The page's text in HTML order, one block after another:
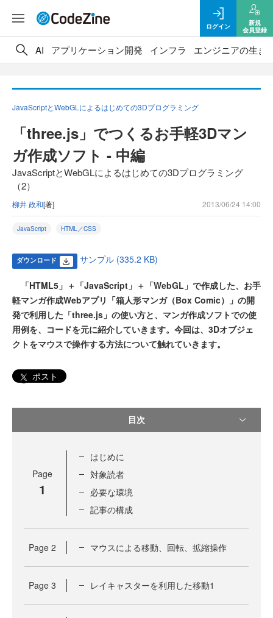
ログイン
新規
会員登録
AI アプリケーション開発 インフラ エンジニアの生き
JavaScriptとWebGLによるはじめての3Dプログラミング
「three.js」でつくるお手軽3Dマン
ガ作成ソフト - 中編
JavaScriptとWebGLによるはじめての3Dプログラミング
（2）
柳井 政和[著] 2013/06/24 14:00
JavaScript HTML／CSS
ダウンロード サンプル (335.2 KB)
「HTML5」＋「JavaScript」＋「WebGL」で作成した、お手
軽マンガ作成Webアプリ「箱人形マンガ（Box Comic）」の開
発で利用した「three.js」の使い方と、マンガ作成ソフトでの使
用例を、コードを元に紹介していきます。今回は、3Dオブジェ
クトをマウスで操作する方法について触れていきます。
ポスト
目次
Page
1
はじめに
対象読者
必要な環境
記事の構成
Page 2 マウスによる移動、回転、拡縮操作
Page 3 レイキャスターを利用した移動1